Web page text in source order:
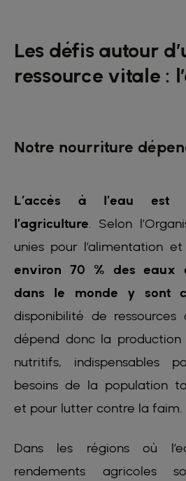
Les défis autour
ressource vitale :
Notre nourriture
L’accès à l’eau est
l’agriculture. Selon
unies pour l’alimentation et
environ 70 % des eaux
dans le monde y sont
disponibilité de
dépend donc la production
nutritifs, indispensables
besoins de la population
et pour lutter contre la faim.
Dans les régions où
rendements agricoles